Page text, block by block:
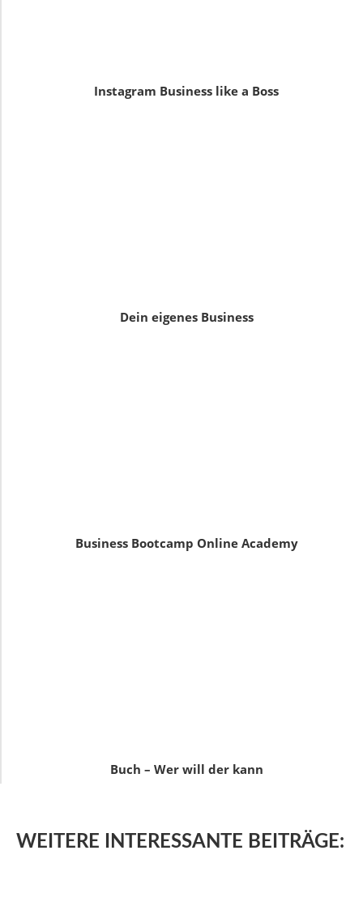
Instagram Business like a Boss
Dein eigenes Business
Business Bootcamp Online Academy
Buch – Wer will der kann
WEITERE INTERESSANTE BEITRÄGE: